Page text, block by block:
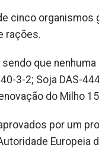
cinco
rações.
que
3-2; Soja DAS-
do Milho
por um
Europeia